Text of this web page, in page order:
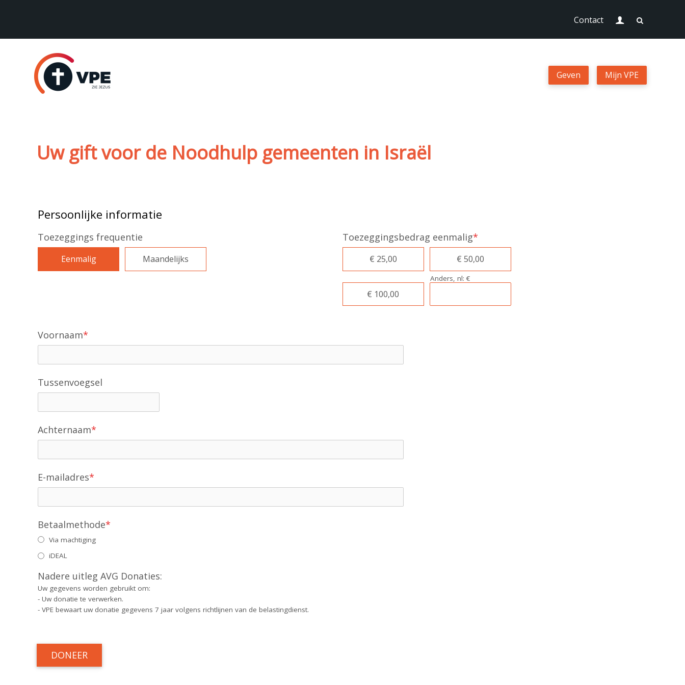
Spring
inhoud
Contact Login
Geven Mijn VPE
Uw gift voor de Noodhulp gemeenten in Israël
Persoonlijke informatie
Toezeggings frequentie
Eenmalig Maandelijks
Toezeggingsbedrag eenmalig*
€ 25,00 € 50,00
€ 100,00
Anders, nl: €
Voornaam*
Tussenvoegsel
Achternaam*
E-mailadres*
Betaalmethode*
Via machtiging
iDEAL
Nadere uitleg AVG Donaties:
Uw gegevens worden gebruikt om:
- Uw donatie te verwerken.
- VPE bewaart uw donatie gegevens 7 jaar volgens richtlijnen van de belastingdienst.
DONEER
Mijn VPE